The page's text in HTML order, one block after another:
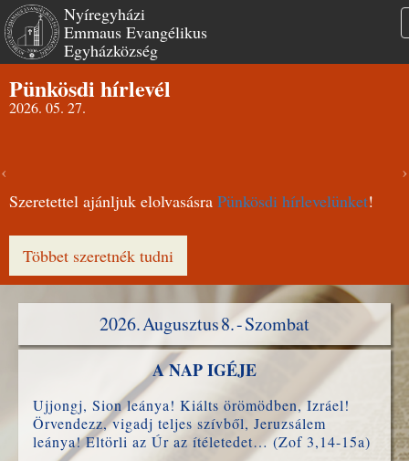
Ugrás
tartalomra
Nyíregyházi
Emmaus Evangélikus
Egyházközség
Pünkösdi hírlevél
2026. 05. 27.
Szeretettel ajánljuk elolvasásra Pünkösdi hírlevelünket!
Többet szeretnék tudni
2026. Augusztus 8. - Szombat
A NAP IGÉJE
Ujjongj, Sion leánya! Kiálts örömödben, Izráel!
Örvendezz, vigadj teljes szívből, Jeruzsálem
leánya! Eltörli az Úr az ítéletedet… (Zof 3,14-15a)